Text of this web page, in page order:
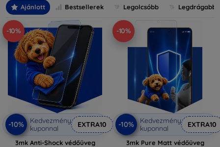
fedésről vagy íves kijelzővédelemről, a minőséget szem
előtt tartva kínálunk megoldásokat minden eszközre.
Ajánlott Bestsellerek Legolcsóbb Legdrágabb
-10%
-10%
Kedvezmény
kuponnal
EXTRA10
3mk Anti-Shock védőüveg
-10%
-10%
Kedvezmény
kuponnal
EXTRA10
3mk Pure Matt védőüveg